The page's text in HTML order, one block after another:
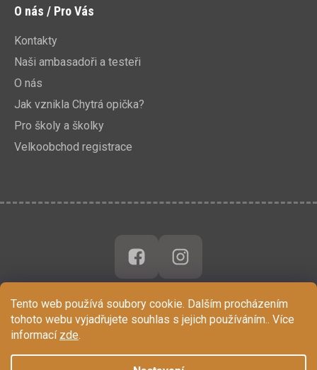
Tento web používá soubory cookie. Dalším procházením
tohoto webu vyjadřujete souhlas s jejich používáním.. Více
informací zde.
O nás / Pro Vás
Kontakty
Naši ambasadoři a testeři
O nás
Jak vznikla Chytrá opička?
Pro školy a školky
Velkoobchod registrace